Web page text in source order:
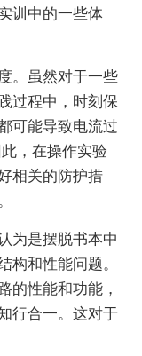
训中的一些体
。虽然对于一些
过程中，时刻保
可能导致电流过
，在操作实验
相关的防护措
是摆脱书本中
构和性能问题。
的性能和功能，
行合一。这对于